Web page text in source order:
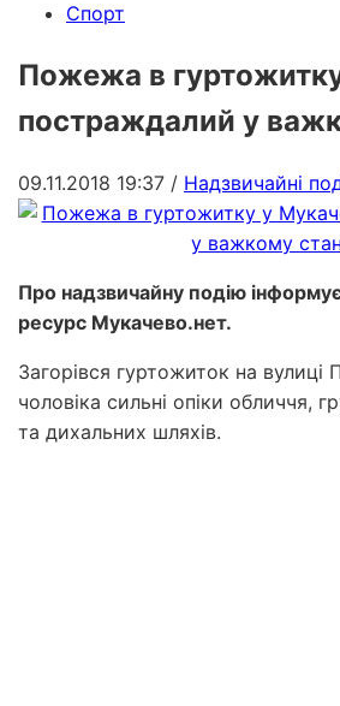
Спорт
Пожежа в
постраждалий у
09.11.2018 19:37 / Надзвичайні
Про надзвичайну подію
ресурс Мукачево.нет.
Загорівся гуртожиток на вулиці
чоловіка сильні опіки обличчя,
та дихальних шляхів.